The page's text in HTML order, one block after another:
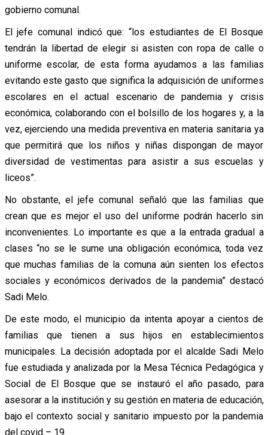
gobierno comunal.
El jefe comunal indicó que: “los estudiantes de El Bosque
tendrán la libertad de elegir si asisten con ropa de calle o
uniforme escolar, de esta forma ayudamos a las familias
evitando este gasto que significa la adquisición de uniformes
escolares en el actual escenario de pandemia y crisis
económica, colaborando con el bolsillo de los hogares y, a la
vez, ejerciendo una medida preventiva en materia sanitaria ya
que permitirá que los niños y niñas dispongan de mayor
diversidad de vestimentas para asistir a sus escuelas y
liceos”.
No obstante, el jefe comunal señaló que las familias que
crean que es mejor el uso del uniforme podrán hacerlo sin
inconvenientes. Lo importante es que a la entrada gradual a
clases “no se le sume una obligación económica, toda vez
que muchas familias de la comuna aún sienten los efectos
sociales y económicos derivados de la pandemia” destacó
Sadi Melo.
De este modo, el municipio da intenta apoyar a cientos de
familias que tienen a sus hijos en establecimientos
municipales. La decisión adoptada por el alcalde Sadi Melo
fue estudiada y analizada por la Mesa Técnica Pedagógica y
Social de El Bosque que se instauró el año pasado, para
asesorar a la institución y su gestión en materia de educación,
bajo el contexto social y sanitario impuesto por la pandemia
del covid – 19.